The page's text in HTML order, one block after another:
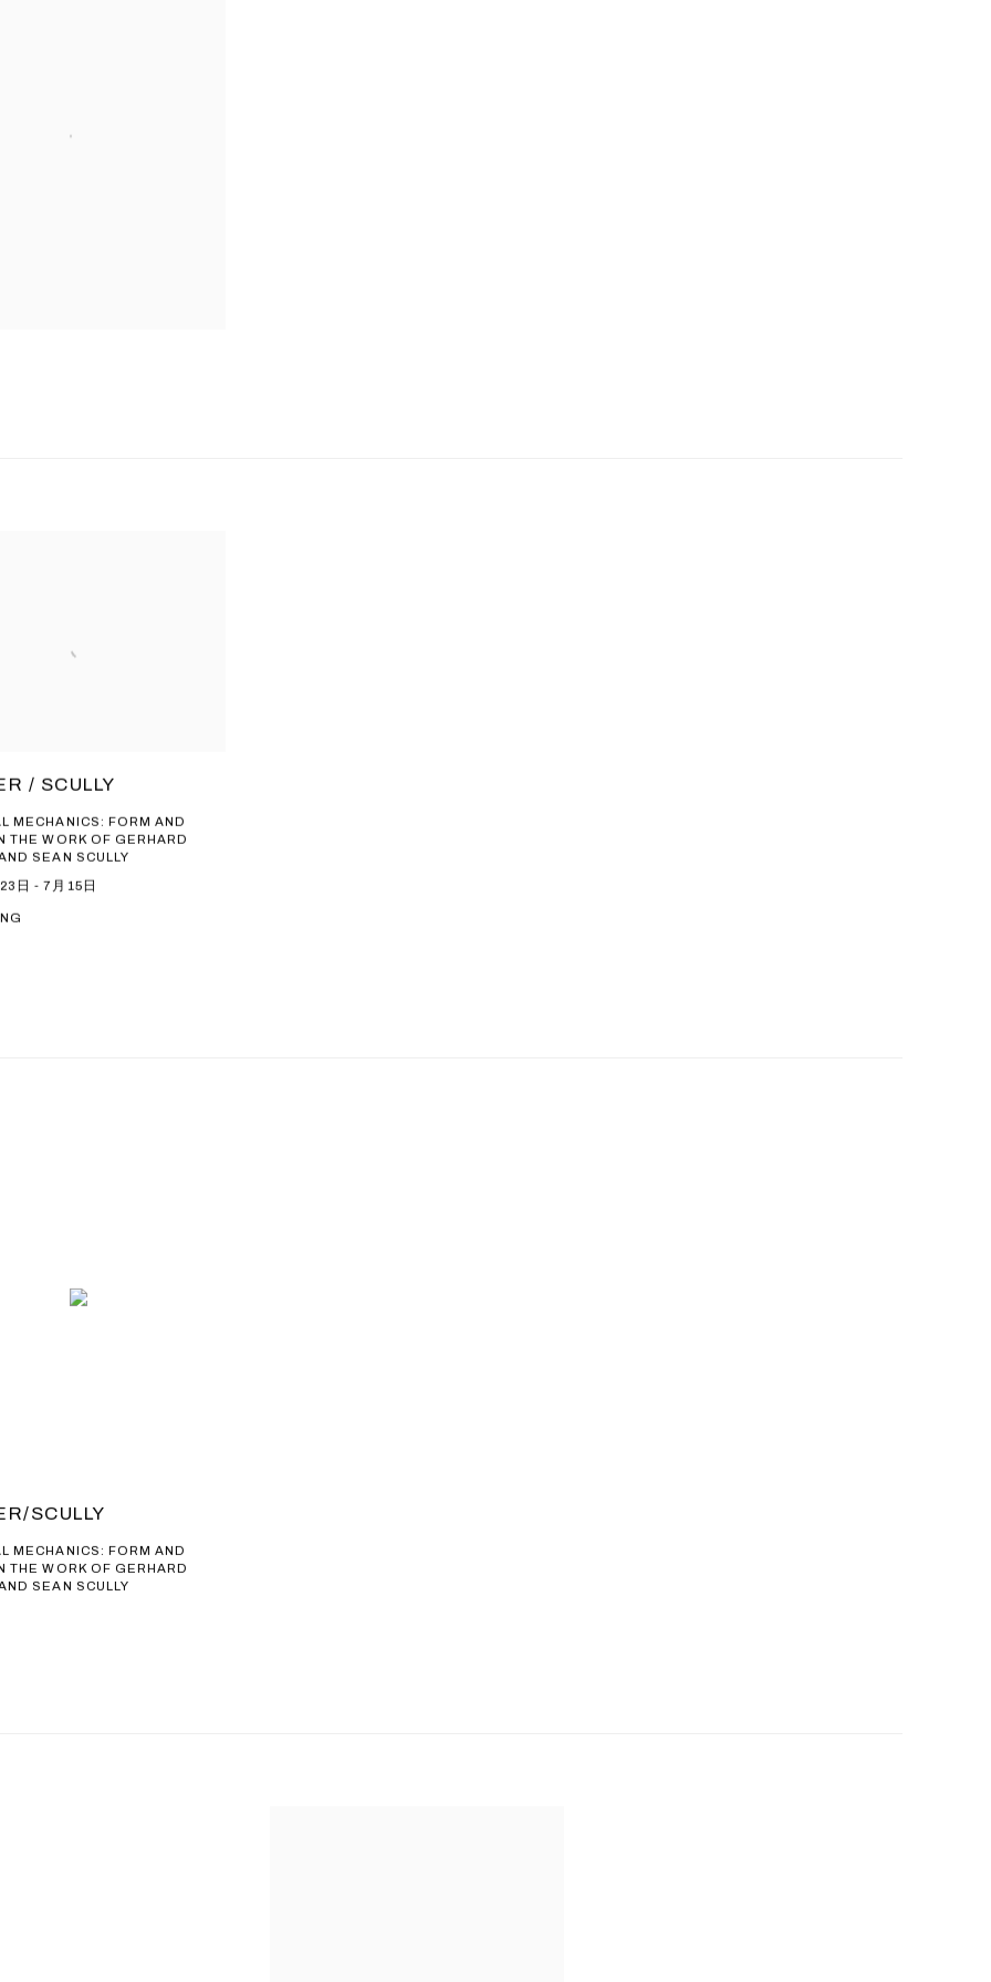
/ SCULLY
MECHANICS: FORM AND
THE WORK OF GERHARD
SEAN SCULLY
日 - 7月15日
SCULLY
MECHANICS: FORM AND
THE WORK OF GERHARD
SEAN SCULLY